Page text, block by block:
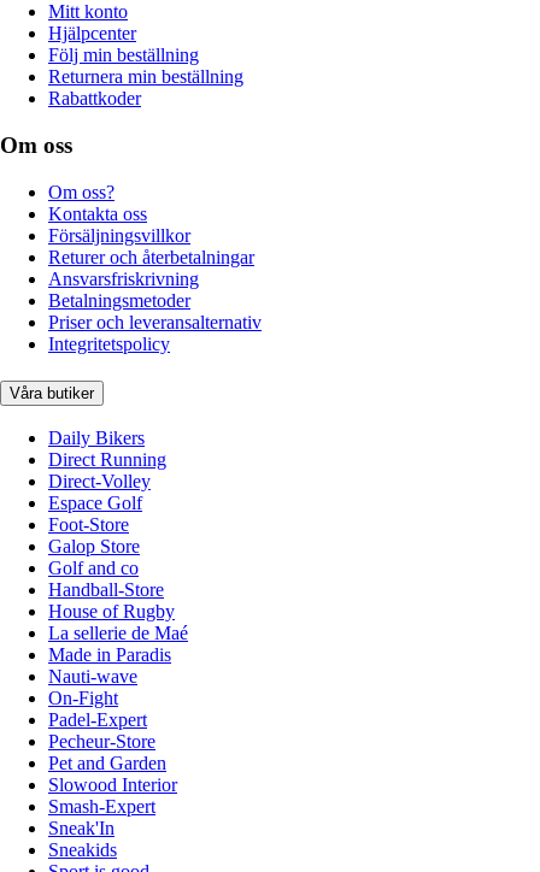
Mitt konto
Hjälpcenter
Följ min beställning
Returnera min beställning
Rabattkoder
Om oss
Om oss?
Kontakta oss
Försäljningsvillkor
Returer och återbetalningar
Ansvarsfriskrivning
Betalningsmetoder
Priser och leveransalternativ
Integritetspolicy
Våra butiker
Daily Bikers
Direct Running
Direct-Volley
Espace Golf
Foot-Store
Galop Store
Golf and co
Handball-Store
House of Rugby
La sellerie de Maé
Made in Paradis
Nauti-wave
On-Fight
Padel-Expert
Pecheur-Store
Pet and Garden
Slowood Interior
Smash-Expert
Sneak'In
Sneakids